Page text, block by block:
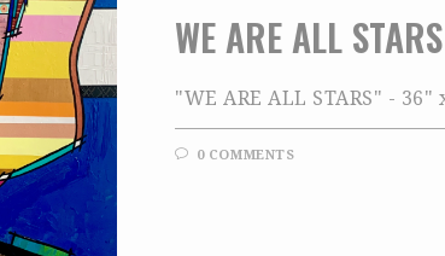
WE ARE ALL STARS
"WE ARE ALL STARS" - 36"
0 COMMENTS